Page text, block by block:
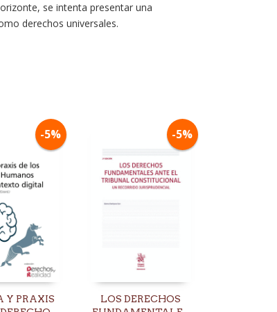
se intenta presentar una
derechos universales.
-5%
Y PRAXIS
-5%
LOS DERECHOS